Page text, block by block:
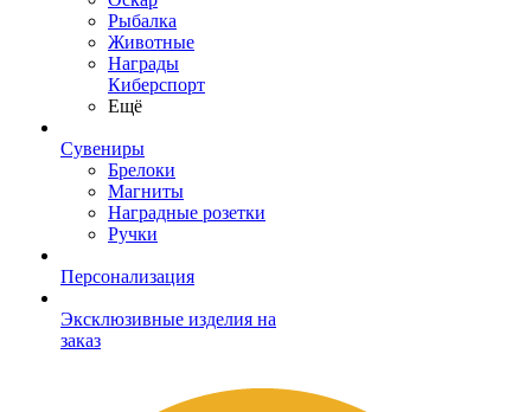
Рыбалка
Животные
Награды
Киберспорт
Ещё
Сувениры
Брелоки
Магниты
Наградные розетки
Ручки
Персонализация
Эксклюзивные изделия на
заказ